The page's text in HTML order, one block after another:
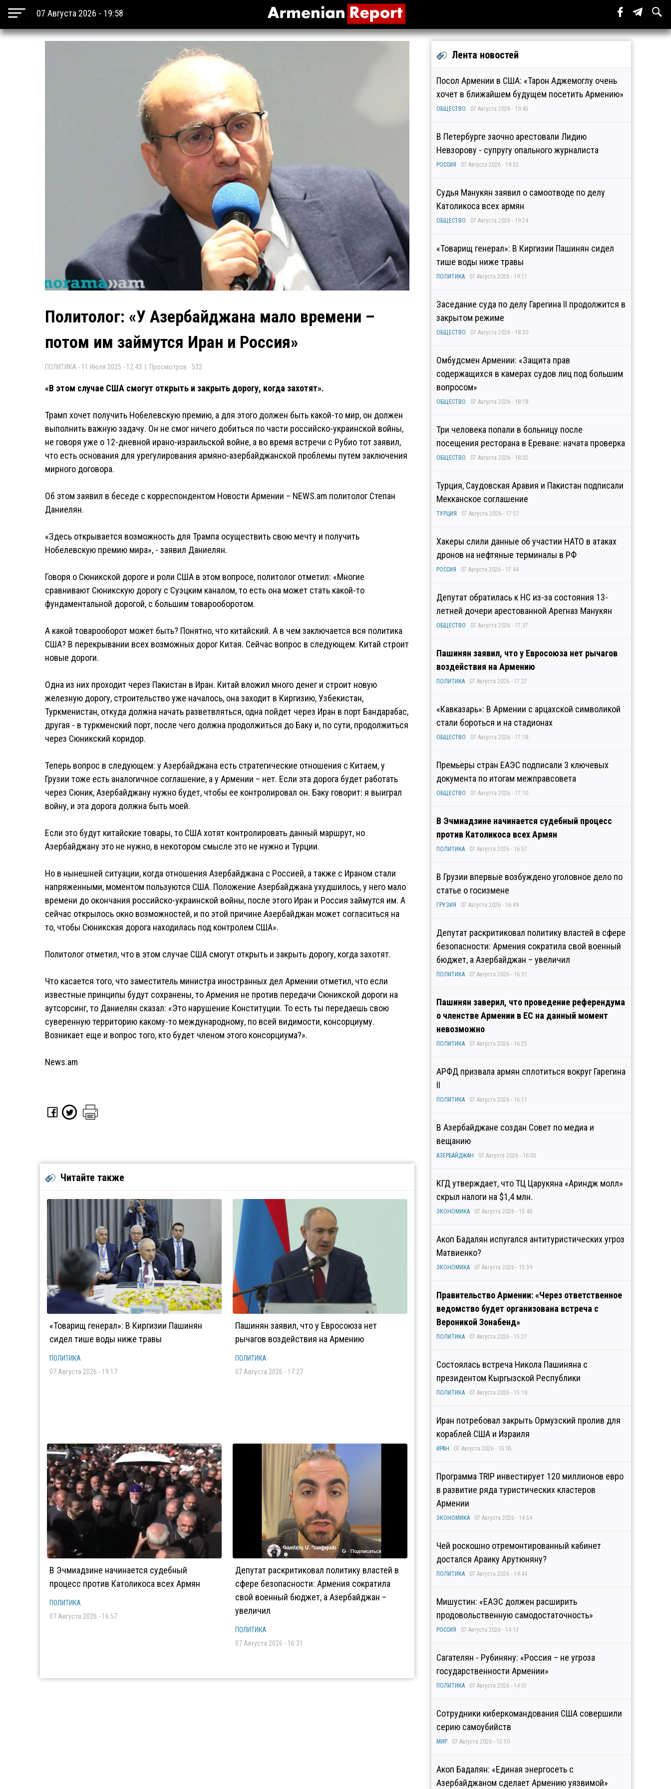
07 Августа 2026 - 19:58
Политолог: «У Азербайджана мало времени –
потом им займутся Иран и Россия»
ПОЛИТИКА - 11 Июля 2025 - 12:43 | Просмотров - 532
«В этом случае США смогут открыть и закрыть дорогу, когда захотят».
Трамп хочет получить Нобелевскую премию, а для этого должен быть какой-то мир, он должен
выполнить важную задачу. Он не смог ничего добиться по части российско-украинской войны,
не говоря уже о 12-дневной ирано-израильской войне, а во время встречи с Рубио тот заявил,
что есть основания для урегулирования армяно-азербайджанской проблемы путем заключения
мирного договора.
Об этом заявил в беседе с корреспондентом Новости Армении – NEWS.am политолог Степан
Даниелян.
«Здесь открывается возможность для Трампа осуществить свою мечту и получить
Нобелевскую премию мира», - заявил Даниелян.
Говоря о Сюникской дороге и роли США в этом вопросе, политолог отметил: «Многие
сравнивают Сюникскую дорогу с Суэцким каналом, то есть она может стать какой-то
фундаментальной дорогой, с большим товарооборотом.
А какой товарооборот может быть? Понятно, что китайский. А в чем заключается вся политика
США? В перекрывании всех возможных дорог Китая. Сейчас вопрос в следующем: Китай строит
новые дороги.
Одна из них проходит через Пакистан в Иран. Китай вложил много денег и строит новую
железную дорогу, строительство уже началось, она заходит в Киргизию, Узбекистан,
Туркменистан, откуда должна начать разветвляться, одна пойдет через Иран в порт Бандарабас,
другая - в туркменский порт, после чего должна продолжиться до Баку и, по сути, продолжиться
через Сюникский коридор.
Теперь вопрос в следующем: у Азербайджана есть стратегические отношения с Китаем, у
Грузии тоже есть аналогичное соглашение, а у Армении – нет. Если эта дорога будет работать
через Сюник, Азербайджану нужно будет, чтобы ее контролировал он. Баку говорит: я выиграл
войну, и эта дорога должна быть моей.
Если это будут китайские товары, то США хотят контролировать данный маршрут, но
Азербайджану это не нужно, в некотором смысле это не нужно и Турции.
Но в нынешней ситуации, когда отношения Азербайджана с Россией, а также с Ираном стали
напряженными, моментом пользуются США. Положение Азербайджана ухудшилось, у него мало
времени до окончания российско-украинской войны, после этого Иран и Россия займутся им. А
сейчас открылось окно возможностей, и по этой причине Азербайджан может согласиться на
то, чтобы Сюникская дорога находилась под контролем США».
Политолог отметил, что в этом случае США смогут открыть и закрыть дорогу, когда захотят.
Что касается того, что заместитель министра иностранных дел Армении отметил, что если
известные принципы будут сохранены, то Армения не против передачи Сюникской дороги на
аутсорсинг, то Даниелян сказал: «Это нарушение Конституции. То есть ты передаешь свою
суверенную территорию какому-то международному, по всей видимости, консорциуму.
Возникает еще и вопрос того, кто будет членом этого консорциума?».
News.am
Читайте также
«Товарищ генерал»: В Киргизии Пашинян
сидел тише воды ниже травы
ПОЛИТИКА
07 Августа 2026 - 19:17
Пашинян заявил, что у Евросоюза нет
рычагов воздействия на Армению
ПОЛИТИКА
07 Августа 2026 - 17:27
В Эчмиадзине начинается судебный
процесс против Католикоса всех Армян
ПОЛИТИКА
07 Августа 2026 - 16:57
Депутат раскритиковал политику властей в
сфере безопасности: Армения сократила
свой военный бюджет, а Азербайджан –
увеличил
ПОЛИТИКА
07 Августа 2026 - 16:31
Лента новостей
Посол Армении в США: «Тарон Аджемоглу очень
хочет в ближайшем будущем посетить Армению»
ОБЩЕСТВО 07 Августа 2026 - 19:45
В Петербурге заочно арестовали Лидию
Невзорову - супругу опального журналиста
РОССИЯ 07 Августа 2026 - 19:32
Судья Манукян заявил о самоотводе по делу
Католикоса всех армян
ОБЩЕСТВО 07 Августа 2026 - 19:24
«Товарищ генерал»: В Киргизии Пашинян сидел
тише воды ниже травы
ПОЛИТИКА 07 Августа 2026 - 19:17
Заседание суда по делу Гарегина II продолжится в
закрытом режиме
ОБЩЕСТВО 07 Августа 2026 - 18:30
Омбудсмен Армении: «Защита прав
содержащихся в камерах судов лиц под большим
вопросом»
ОБЩЕСТВО 07 Августа 2026 - 18:18
Три человека попали в больницу после
посещения ресторана в Ереване: начата проверка
ОБЩЕСТВО 07 Августа 2026 - 18:02
Турция, Саудовская Аравия и Пакистан подписали
Мекканское соглашение
ТУРЦИЯ 07 Августа 2026 - 17:57
Хакеры слили данные об участии НАТО в атаках
дронов на нефтяные терминалы в РФ
РОССИЯ 07 Августа 2026 - 17:44
Депутат обратилась к НС из-за состояния 13-
летней дочери арестованной Арегназ Манукян
ОБЩЕСТВО 07 Августа 2026 - 17:37
Пашинян заявил, что у Евросоюза нет рычагов
воздействия на Армению
ПОЛИТИКА 07 Августа 2026 - 17:27
«Кавказарь»: В Армении с арцахской символикой
стали бороться и на стадионах
ОБЩЕСТВО 07 Августа 2026 - 17:18
Премьеры стран ЕАЭС подписали 3 ключевых
документа по итогам межправсовета
ОБЩЕСТВО 07 Августа 2026 - 17:10
В Эчмиадзине начинается судебный процесс
против Католикоса всех Армян
ПОЛИТИКА 07 Августа 2026 - 16:57
В Грузии впервые возбуждено уголовное дело по
статье о госизмене
ГРУЗИЯ 07 Августа 2026 - 16:49
Депутат раскритиковал политику властей в сфере
безопасности: Армения сократила свой военный
бюджет, а Азербайджан – увеличил
ПОЛИТИКА 07 Августа 2026 - 16:31
Пашинян заверил, что проведение референдума
о членстве Армении в ЕС на данный момент
невозможно
ПОЛИТИКА 07 Августа 2026 - 16:25
АРФД призвала армян сплотиться вокруг Гарегина
II
ПОЛИТИКА 07 Августа 2026 - 16:11
В Азербайджане создан Совет по медиа и
вещанию
АЗЕРБАЙДЖАН 07 Августа 2026 - 16:03
КГД утверждает, что ТЦ Царукяна «Ариндж молл»
скрыл налоги на $1,4 млн.
ЭКОНОМИКА 07 Августа 2026 - 15:48
Акоп Бадалян испугался антитуристических угроз
Матвиенко?
ЭКОНОМИКА 07 Августа 2026 - 15:39
Правительство Армении: «Через ответственное
ведомство будет организована встреча с
Вероникой Зонабенд»
ПОЛИТИКА 07 Августа 2026 - 15:27
Состоялась встреча Никола Пашиняна с
президентом Кыргызской Республики
ПОЛИТИКА 07 Августа 2026 - 15:18
Иран потребовал закрыть Ормузский пролив для
кораблей США и Израиля
ИРАН 07 Августа 2026 - 15:05
Программа TRIP инвестирует 120 миллионов евро
в развитие ряда туристических кластеров
Армении
ЭКОНОМИКА 07 Августа 2026 - 14:54
Чей роскошно отремонтированный кабинет
достался Араику Арутюняну?
ПОЛИТИКА 07 Августа 2026 - 14:44
Мишустин: «ЕАЭС должен расширить
продовольственную самодостаточность»
РОССИЯ 07 Августа 2026 - 14:13
Сагателян - Рубиняну: «Россия – не угроза
государственности Армении»
ПОЛИТИКА 07 Августа 2026 - 14:01
Сотрудники киберкомандования США совершили
серию самоубийств
МИР 07 Августа 2026 - 13:50
Акоп Бадалян: «Единая энергосеть с
Азербайджаном сделает Армению уязвимой»